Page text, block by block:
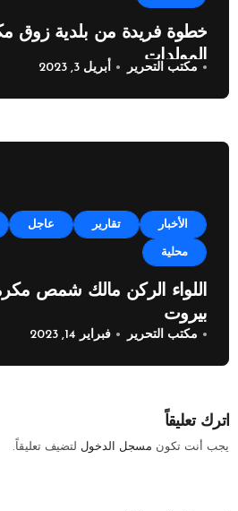
خطوة فريدة من بلدية زوق
المولدات
مكتب التحرير أبريل 3, 2023
الأخبار تقارير عاجل
محلية
اللواء الركن مالك شمص
بيروت
مكتب التحرير فبراير 14, 2023
اترك تعليقاً
يجب أنت تكون مسجل الدخول لتضيف تعليقاً.